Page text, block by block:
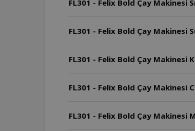
FL301 - Felix Bold Çay Makinesi
FL301 - Felix Bold Çay Makinesi
FL301 - Felix Bold Çay Makinesi
FL301 - Felix Bold Çay Makinesi
FL301 - Felix Bold Çay Makinesi